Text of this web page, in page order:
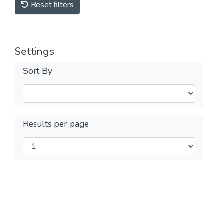
Reset filters
Settings
Sort By
Results per page